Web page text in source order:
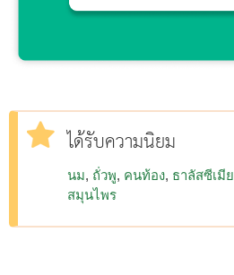
ได้รับความนิยม
นม ถั่วพู คนท้อง ธาลัสซีเมีย
สมุนไพร